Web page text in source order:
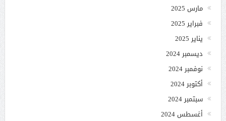
مارس 2025
فبراير 2025
يناير 2025
ديسمبر 2024
نوفمبر 2024
أكتوبر 2024
سبتمبر 2024
أغسطس 2024